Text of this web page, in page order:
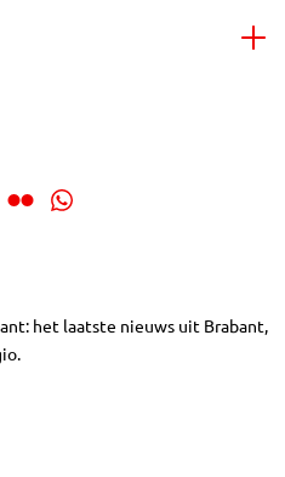
het laatste nieuws uit Brabant,